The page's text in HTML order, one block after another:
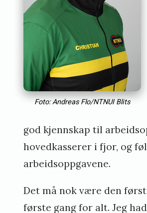
Foto: Andreas Flo/NTNUI Blits
god kjennskap til
hovedkasserer i fjor, og
arbeidsoppgavene.
Det må nok være den
første gang for alt. Jeg